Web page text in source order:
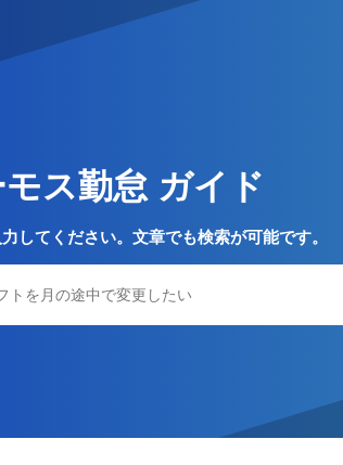
ス勤怠 ガイド
してください。文章でも検索が可能です。